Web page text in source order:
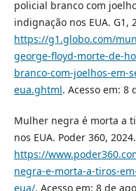
policial branco com
indignação nos EUA. G1,
https://g1.globo.com/
george-floyd-morte-de-
branco-com-joelhos-em-
eua.ghtml. Acesso em: 8
Mulher negra é morta a
nos EUA. Poder 360,
https://
negra-e-morta-a-tiros-
eua/. Acesso em: 8 de